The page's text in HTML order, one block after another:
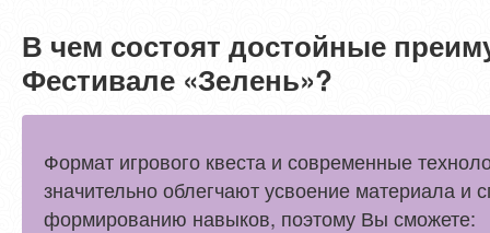
В чем состоят достойные
Фестивале «Зелень»?
Формат игрового квеста и современные
значительно облегчают усвоение материала и
формированию навыков, поэтому Вы сможете: